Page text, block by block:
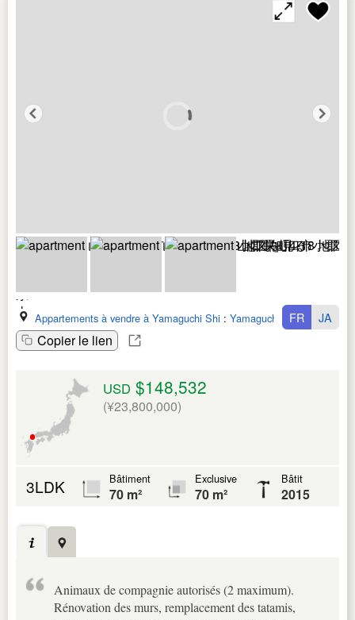
Appartements à vendre à Yamaguchi Shi : Yamaguchi Ken
Copier le lien
FR JA
USD $148,532
(¥23,800,000)
3LDK Bâtiment
70 m²
Exclusive
70 m²
Bâtit
2015
Animaux de compagnie autorisés (2 maximum).
Rénovation des murs, remplacement des tatamis,